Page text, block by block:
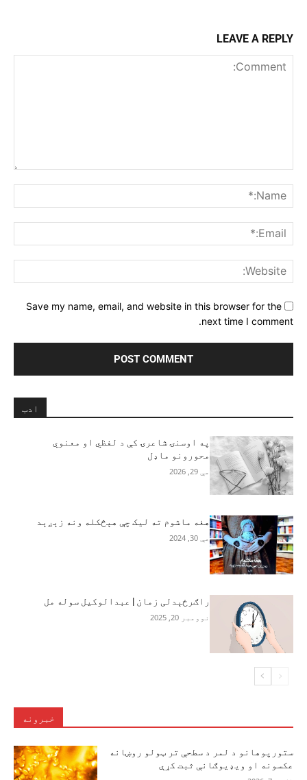
LEAVE A REPLY
Save my name, email, and website in this browser for the
next time I comment.
ادب
په اوسنۍ شاعرۍ کې د لفظي او معنوي
محورونو ماډل
مې 29, 2026
هغه ماشوم ته لیک چې هېڅکله ونه زېږېد
مې 30, 2024
راګرځېدلی زمان | عبدالوکیل سوله مل
نوومبر 20, 2025
خبرونه
ستورپوهانو د لمر د سطحې تر ټولو روښانه
عکسونه او ویډیوګانې ثبت کړې